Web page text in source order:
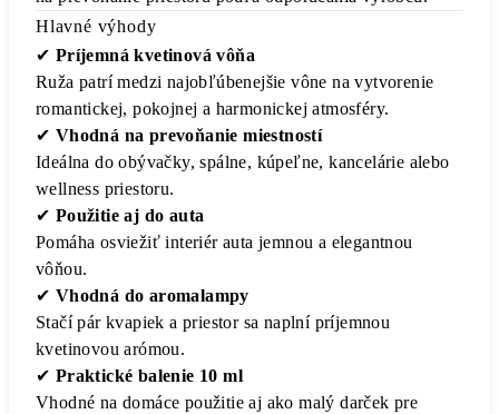
Hlavné výhody
✔ Príjemná kvetinová vôňa
Ruža patrí medzi najobľúbenejšie vône na vytvorenie
romantickej, pokojnej a harmonickej atmosféry.
✔ Vhodná na prevoňanie miestností
Ideálna do obývačky, spálne, kúpeľne, kancelárie alebo
wellness priestoru.
✔ Použitie aj do auta
Pomáha osviežiť interiér auta jemnou a elegantnou
vôňou.
✔ Vhodná do aromalampy
Stačí pár kvapiek a priestor sa naplní príjemnou
kvetinovou arómou.
✔ Praktické balenie 10 ml
Vhodné na domáce použitie aj ako malý darček pre